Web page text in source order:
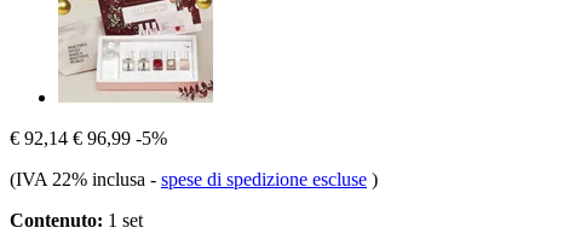
€ 92,14 € 96,99 -5%
(IVA 22% inclusa - spese di spedizione escluse )
Contenuto: 1 set